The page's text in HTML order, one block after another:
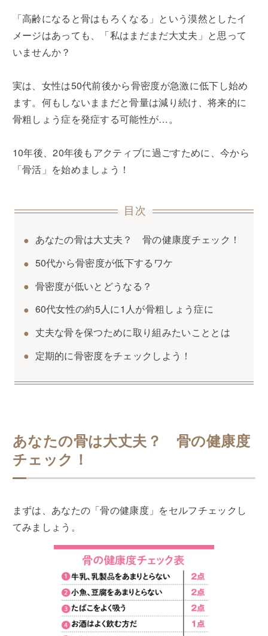
「高齢になると骨はもろくなる」という漠然としたイ
メージはあっても、「私はまだまだ大丈夫」と思って
いませんか？
実は、女性は50代前後から骨密度が急激に低下し始め
ます。何もしないままだと骨量は減り続け、将来的に
骨粗しょう症を発症する可能性が…。
10年後、20年後もアクティブに過ごすために、今から
「骨活」を始めましょう！
目次
あなたの骨は大丈夫？ 骨の健康度チェック！
50代から骨密度が低下するワケ
骨密度が低いとどうなる？
60代女性の約5人に1人が骨粗しょう症に
丈夫な骨を保つために取り組みたいこととは
定期的に骨密度をチェックしよう！
あなたの骨は大丈夫？ 骨の健康度
チェック！
まずは、あなたの「骨の健康度」をセルフチェックし
てみましょう。